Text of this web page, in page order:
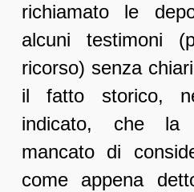
richiamato le
alcuni testimoni
ricorso) senza
il fatto storico,
indicato, che la
mancato di
come appena